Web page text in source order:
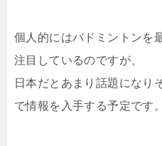
個人的にはバドミントンを
注目しているのですが、
日本だとあまり話題になり
で情報を入手する予定です。